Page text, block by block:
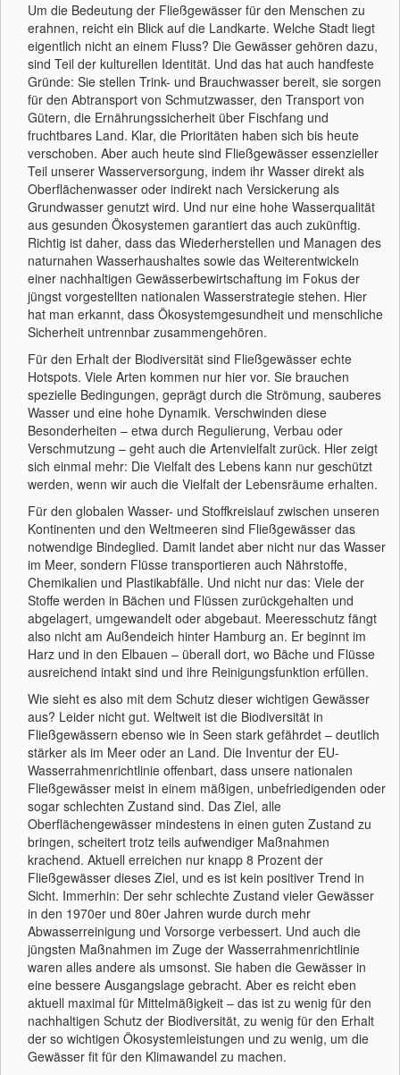
Um die Bedeutung der Fließgewässer für den Menschen zu
erahnen, reicht ein Blick auf die Landkarte. Welche Stadt liegt
eigentlich nicht an einem Fluss? Die Gewässer gehören dazu,
sind Teil der kulturellen Identität. Und das hat auch handfeste
Gründe: Sie stellen Trink- und Brauchwasser bereit, sie sorgen
für den Abtransport von Schmutzwasser, den Transport von
Gütern, die Ernährungssicherheit über Fischfang und
fruchtbares Land. Klar, die Prioritäten haben sich bis heute
verschoben. Aber auch heute sind Fließgewässer essenzieller
Teil unserer Wasserversorgung, indem ihr Wasser direkt als
Oberflächenwasser oder indirekt nach Versickerung als
Grundwasser genutzt wird. Und nur eine hohe Wasserqualität
aus gesunden Ökosystemen garantiert das auch zukünftig.
Richtig ist daher, dass das Wiederherstellen und Managen des
naturnahen Wasserhaushaltes sowie das Weiterentwickeln
einer nachhaltigen Gewässerbewirtschaftung im Fokus der
jüngst vorgestellten nationalen Wasserstrategie stehen. Hier
hat man erkannt, dass Ökosystemgesundheit und menschliche
Sicherheit untrennbar zusammengehören.
Für den Erhalt der Biodiversität sind Fließgewässer echte
Hotspots. Viele Arten kommen nur hier vor. Sie brauchen
spezielle Bedingungen, geprägt durch die Strömung, sauberes
Wasser und eine hohe Dynamik. Verschwinden diese
Besonderheiten – etwa durch Regulierung, Verbau oder
Verschmutzung – geht auch die Artenvielfalt zurück. Hier zeigt
sich einmal mehr: Die Vielfalt des Lebens kann nur geschützt
werden, wenn wir auch die Vielfalt der Lebensräume erhalten.
Für den globalen Wasser- und Stoffkreislauf zwischen unseren
Kontinenten und den Weltmeeren sind Fließgewässer das
notwendige Bindeglied. Damit landet aber nicht nur das Wasser
im Meer, sondern Flüsse transportieren auch Nährstoffe,
Chemikalien und Plastikabfälle. Und nicht nur das: Viele der
Stoffe werden in Bächen und Flüssen zurückgehalten und
abgelagert, umgewandelt oder abgebaut. Meeresschutz fängt
also nicht am Außendeich hinter Hamburg an. Er beginnt im
Harz und in den Elbauen – überall dort, wo Bäche und Flüsse
ausreichend intakt sind und ihre Reinigungsfunktion erfüllen.
Wie sieht es also mit dem Schutz dieser wichtigen Gewässer
aus? Leider nicht gut. Weltweit ist die Biodiversität in
Fließgewässern ebenso wie in Seen stark gefährdet – deutlich
stärker als im Meer oder an Land. Die Inventur der EU-
Wasserrahmenrichtlinie offenbart, dass unsere nationalen
Fließgewässer meist in einem mäßigen, unbefriedigenden oder
sogar schlechten Zustand sind. Das Ziel, alle
Oberflächengewässer mindestens in einen guten Zustand zu
bringen, scheitert trotz teils aufwendiger Maßnahmen
krachend. Aktuell erreichen nur knapp 8 Prozent der
Fließgewässer dieses Ziel, und es ist kein positiver Trend in
Sicht. Immerhin: Der sehr schlechte Zustand vieler Gewässer
in den 1970er und 80er Jahren wurde durch mehr
Abwasserreinigung und Vorsorge verbessert. Und auch die
jüngsten Maßnahmen im Zuge der Wasserrahmenrichtlinie
waren alles andere als umsonst. Sie haben die Gewässer in
eine bessere Ausgangslage gebracht. Aber es reicht eben
aktuell maximal für Mittelmäßigkeit – das ist zu wenig für den
nachhaltigen Schutz der Biodiversität, zu wenig für den Erhalt
der so wichtigen Ökosystemleistungen und zu wenig, um die
Gewässer fit für den Klimawandel zu machen.